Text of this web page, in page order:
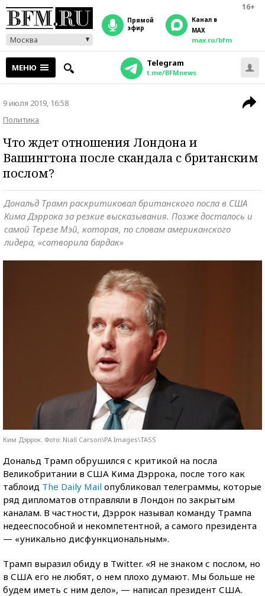
16+
Москва
прямой
эфир
Канал в
MAX
max.ru/bfm
МЕНЮ Telegram
t.me/BFMnews
9 июля 2019, 16:58
Политика
Что ждет отношения Лондона и
Вашингтона после скандала с британским
послом?
Дональд Трамп раскритиковал британского посла в США
Кима Дэррока за резкие высказывания. Позже досталось и
самой Терезе Мэй, которая, по словам американского
лидера, «сотворила бардак»
Ким Дэррок. Фото: Niall Carson\PA Images\TASS
Дональд Трамп обрушился с критикой на посла
Великобритании в США Кима Дэррока, после того как
таблоид The Daily Mail опубликовал телеграммы, которые
ряд дипломатов отправляли в Лондон по закрытым
каналам. В частности, Дэррок называл команду Трампа
недееспособной и некомпетентной, а самого президента
— «уникально дисфункциональным».
Трамп выразил обиду в Twitter. «Я не знаком с послом, но
в США его не любят, о нем плохо думают. Мы больше не
будем иметь с ним дело», — написал президент США.